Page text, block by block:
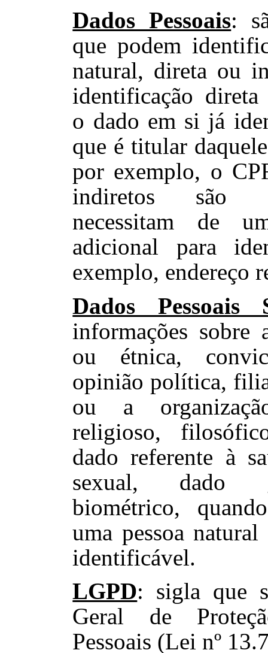
Dados Pessoais:
que podem
natural, direta ou
identificação
o dado em si já
que é titular
por exemplo, o
indiretos são
necessitam de
adicional para
exemplo, endereço
Dados Pessoais
informações sobre
ou étnica,
opinião política,
ou a
religioso,
dado referente à
sexual, dado
biométrico,
uma pessoa
identificável.
LGPD: sigla que
Geral de
Pessoais (Lei nº